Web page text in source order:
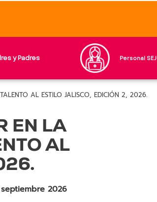
y Padres Personal SEJ
AL ESTILO JALISCO, EDICIÓN 2, 2026.
EN LA
AL
2026